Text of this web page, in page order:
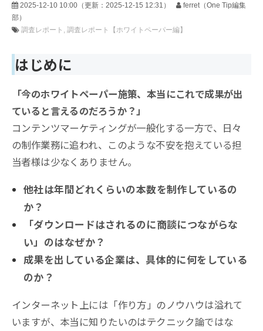
2025-12-10 10:00 （更新： 2025-12-15 12:31 ）
ferret（One Tip編集
部）
調査レポート
調査レポート【ホワイトペーパー編】
はじめに
「今のホワイトペーパー施策、本当にこれで成果が出
ていると言えるのだろうか？」
コンテンツマーケティングが一般化する一方で、日々
の制作業務に追われ、このような不安を抱えている担
当者様は少なくありません。
他社は年間どれくらいの本数を制作しているの
か？
「ダウンロードはされるのに商談につながらな
い」のはなぜか？
成果を出している企業は、具体的に何をしている
のか？
インターネット上には「作り方」のノウハウは溢れて
いますが、本当に知りたいのはテクニック論ではな